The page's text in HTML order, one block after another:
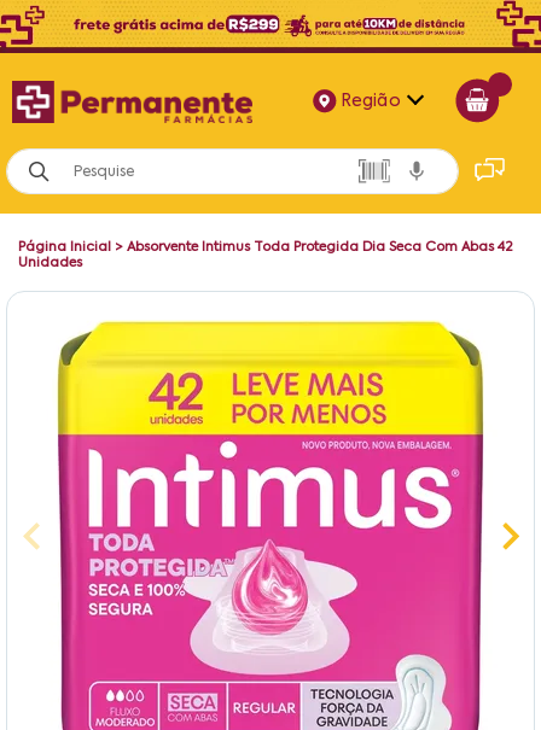
Região
Alagoas
Bahia
Página Inicial > Absorvente Intimus Toda Protegida Dia Seca Com Abas 42
Unidades